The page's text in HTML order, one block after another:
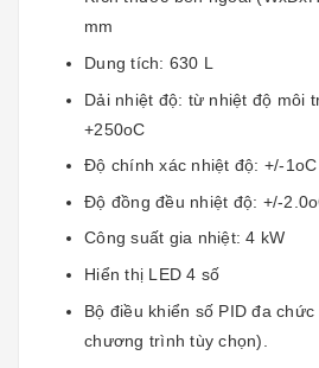
mm
Dung tích: 630 L
Dải nhiệt độ: từ nhiệt độ môi
+250oC
Độ chính xác nhiệt độ: +/-1oC
Độ đồng đều nhiệt độ: +/-
Công suất gia nhiệt: 4 kW
Hiển thị LED 4 số
Bộ điều khiển số PID đa
chương trình tùy chọn).